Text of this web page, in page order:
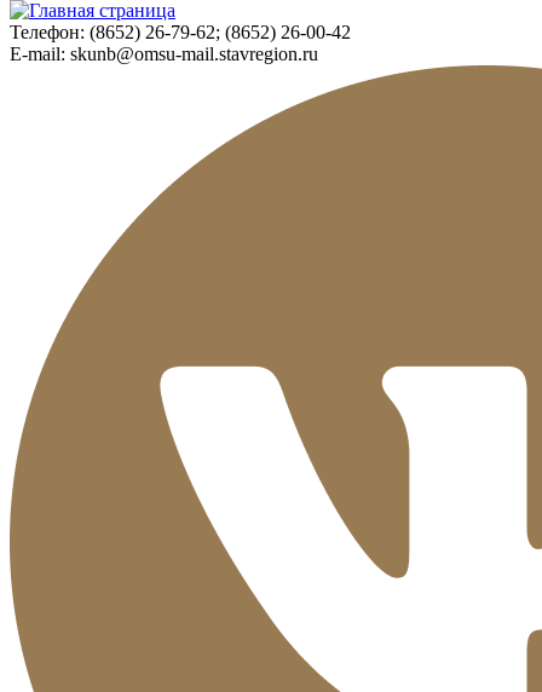
Телефон: (8652) 26-79-62; (8652) 26-00-42
E-mail: skunb@omsu-mail.stavregion.ru